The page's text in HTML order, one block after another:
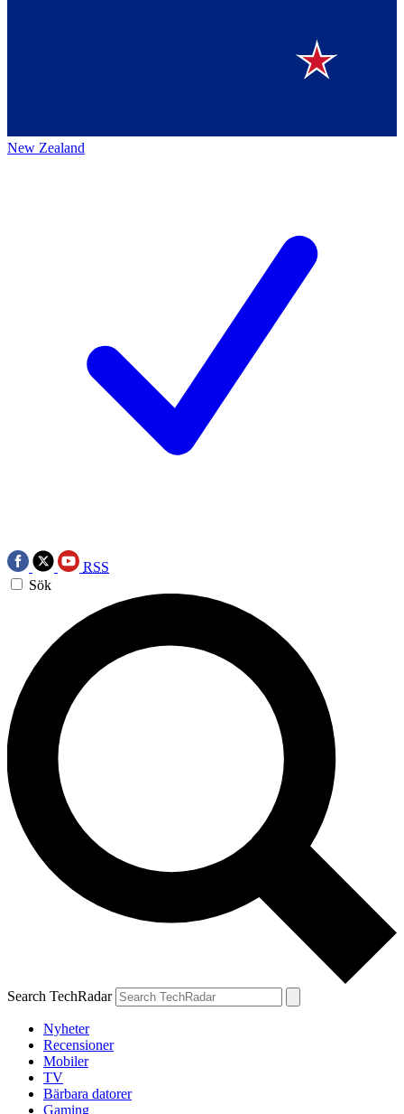
New Zealand
RSS
Sök
Search TechRadar
Nyheter
Recensioner
Mobiler
TV
Bärbara datorer
Gaming